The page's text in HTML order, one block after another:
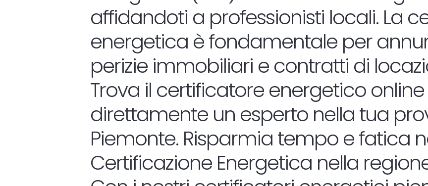
affidandoti a professionisti locali. La
energetica è fondamentale per
perizie immobiliari e contratti di
Trova il certificatore energetico
direttamente un esperto nella tua
Piemonte. Risparmia tempo e fatica
Certificazione Energetica nella